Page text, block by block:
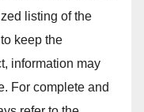
listing of the
keep the
information may
For complete and